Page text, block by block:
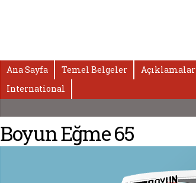
Ana Sayfa Temel Belgeler Açıklamalar
International
Boyun Eğme 65